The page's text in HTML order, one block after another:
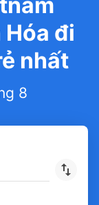
đi
nhất
8